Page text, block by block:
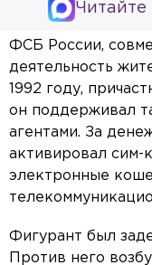
Читайте
ФСБ России,
деятельность
1992 году,
он поддерживал
агентами. За
активировал сим-
электронные
Фигурант был
Против него